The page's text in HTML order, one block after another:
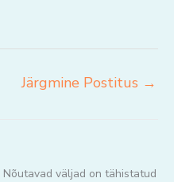
Järgmine Postitus →
Nõutavad väljad on tähistatud